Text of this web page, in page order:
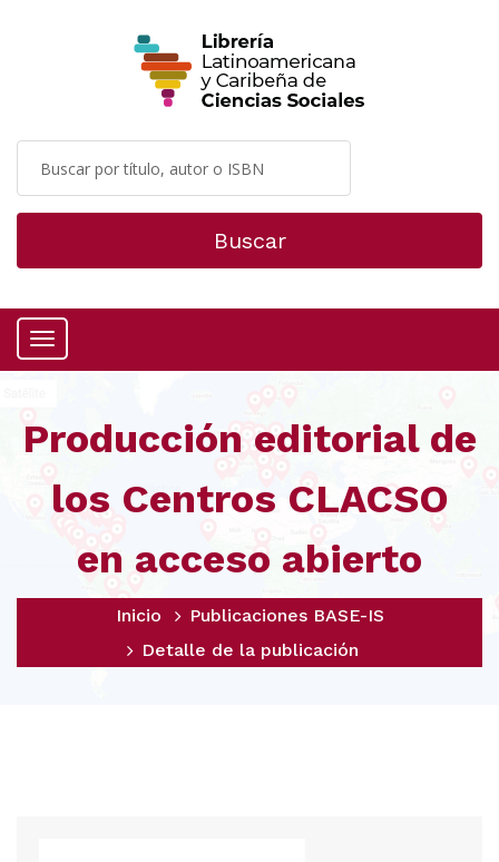
Buscar
Menú
Producción editorial de
los Centros CLACSO
en acceso abierto
Inicio
Publicaciones BASE-IS
Detalle de la publicación